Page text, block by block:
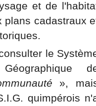
et de
plans cadastraux
le
»,
quimpérois